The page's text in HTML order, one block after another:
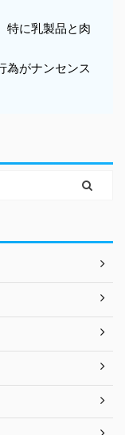
特に乳製品と肉
為がナンセンス